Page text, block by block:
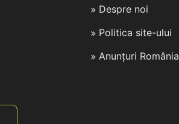
Despre noi
Politica site-ului
Anunțuri România